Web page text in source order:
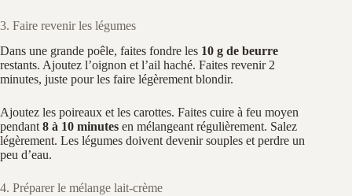
3. Faire revenir les légumes
Dans une grande poêle, faites fondre les 10 g de beurre
restants. Ajoutez l’oignon et l’ail haché. Faites revenir 2
minutes, juste pour les faire légèrement blondir.
Ajoutez les poireaux et les carottes. Faites cuire à feu moyen
pendant8 à 10 minutes en mélangeant régulièrement. Salez
légèrement. Les légumes doivent devenir souples et perdre un
peu d’eau.
4. Préparer le mélange lait-crème